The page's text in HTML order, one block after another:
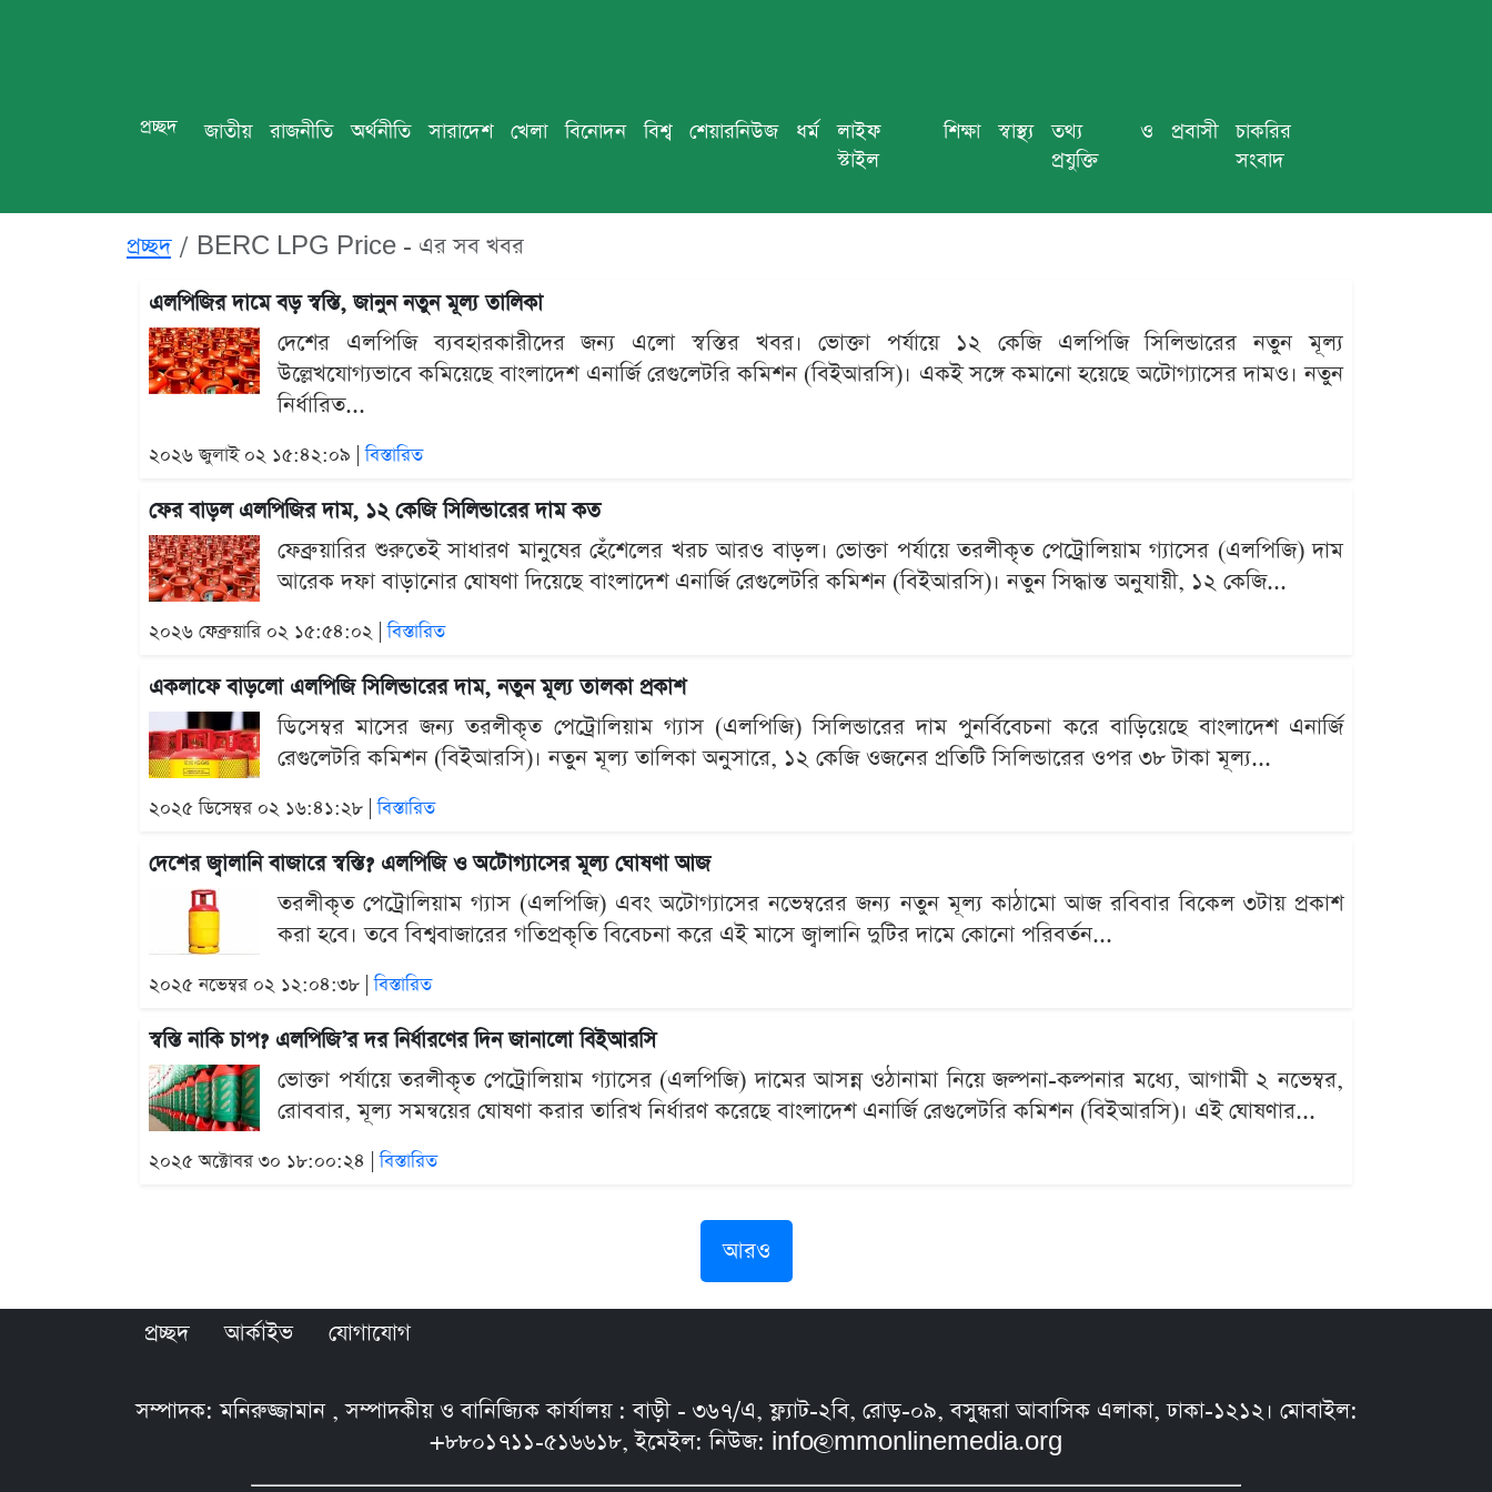
প্রচ্ছদ জাতীয় রাজনীতি অর্থনীতি সারাদেশ খেলা বিনোদন বিশ্ব শেয়ারনিউজ ধর্ম
লাইফ
স্টাইল
শিক্ষা স্বাস্থ্য
তথ্য ও
প্রযুক্তি
প্রবাসী
চাকরির
সংবাদ
প্রচ্ছদ BERC LPG Price - এর সব খবর
এলপিজির দামে বড় স্বস্তি, জানুন নতুন মূল্য তালিকা
দেশের এলপিজি ব্যবহারকারীদের জন্য এলো স্বস্তির খবর। ভোক্তা পর্যায়ে ১২ কেজি এলপিজি সিলিন্ডারের নতুন মূল্য
উল্লেখযোগ্যভাবে কমিয়েছে বাংলাদেশ এনার্জি রেগুলেটরি কমিশন (বিইআরসি)। একই সঙ্গে কমানো হয়েছে অটোগ্যাসের দামও। নতুন
নির্ধারিত...
২০২৬ জুলাই ০২ ১৫:৪২:০৯ |বিস্তারিত
ফের বাড়ল এলপিজির দাম, ১২ কেজি সিলিন্ডারের দাম কত
ফেব্রুয়ারির শুরুতেই সাধারণ মানুষের হেঁশেলের খরচ আরও বাড়ল। ভোক্তা পর্যায়ে তরলীকৃত পেট্রোলিয়াম গ্যাসের (এলপিজি) দাম
আরেক দফা বাড়ানোর ঘোষণা দিয়েছে বাংলাদেশ এনার্জি রেগুলেটরি কমিশন (বিইআরসি)। নতুন সিদ্ধান্ত অনুযায়ী, ১২ কেজি...
২০২৬ ফেব্রুয়ারি ০২ ১৫:৫৪:০২ |বিস্তারিত
একলাফে বাড়লো এলপিজি সিলিন্ডারের দাম, নতুন মূল্য তালকা প্রকাশ
ডিসেম্বর মাসের জন্য তরলীকৃত পেট্রোলিয়াম গ্যাস (এলপিজি) সিলিন্ডারের দাম পুনর্বিবেচনা করে বাড়িয়েছে বাংলাদেশ এনার্জি
রেগুলেটরি কমিশন (বিইআরসি)। নতুন মূল্য তালিকা অনুসারে, ১২ কেজি ওজনের প্রতিটি সিলিন্ডারের ওপর ৩৮ টাকা মূল্য...
২০২৫ ডিসেম্বর ০২ ১৬:৪১:২৮ |বিস্তারিত
দেশের জ্বালানি বাজারে স্বস্তি? এলপিজি ও অটোগ্যাসের মূল্য ঘোষণা আজ
তরলীকৃত পেট্রোলিয়াম গ্যাস (এলপিজি) এবং অটোগ্যাসের নভেম্বরের জন্য নতুন মূল্য কাঠামো আজ রবিবার বিকেল ৩টায় প্রকাশ
করা হবে। তবে বিশ্ববাজারের গতিপ্রকৃতি বিবেচনা করে এই মাসে জ্বালানি দুটির দামে কোনো পরিবর্তন...
২০২৫ নভেম্বর ০২ ১২:০৪:৩৮ |বিস্তারিত
স্বস্তি নাকি চাপ? এলপিজি’র দর নির্ধারণের দিন জানালো বিইআরসি
ভোক্তা পর্যায়ে তরলীকৃত পেট্রোলিয়াম গ্যাসের (এলপিজি) দামের আসন্ন ওঠানামা নিয়ে জল্পনা-কল্পনার মধ্যে, আগামী ২ নভেম্বর,
রোববার, মূল্য সমন্বয়ের ঘোষণা করার তারিখ নির্ধারণ করেছে বাংলাদেশ এনার্জি রেগুলেটরি কমিশন (বিইআরসি)। এই ঘোষণার...
২০২৫ অক্টোবর ৩০ ১৮:০০:২৪ |বিস্তারিত
আরও
প্রচ্ছদ আর্কাইভ যোগাযোগ
সম্পাদক: মনিরুজ্জামান , সম্পাদকীয় ও বানিজ্যিক কার্যালয় : বাড়ী - ৩৬৭/এ, ফ্ল্যাট-২বি, রোড়-০৯, বসুন্ধরা আবাসিক এলাকা, ঢাকা-১২১২। মোবাইল:
+৮৮০১৭১১-৫১৬৬১৮, ইমেইল: নিউজ: info@mmonlinemedia.org